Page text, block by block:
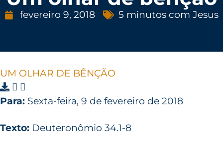
fevereiro 9, 2018 5 minutos com Jesus
UM OLHAR DE BÊNÇÃO
Para: Sexta-feira, 9 de fevereiro de 2018
Texto: Deuteronômio 34.1-8